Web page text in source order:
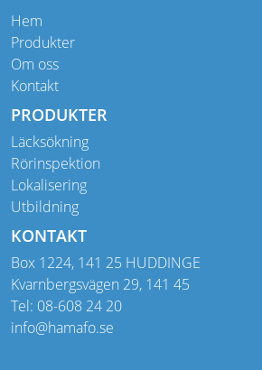
Hem
Produkter
Om oss
Kontakt
PRODUKTER
Läcksökning
Rörinspektion
Lokalisering
Utbildning
KONTAKT
Box 1224, 141 25 HUDDINGE
Kvarnbergsvägen 29, 141 45
Tel: 08-608 24 20
info@hamafo.se